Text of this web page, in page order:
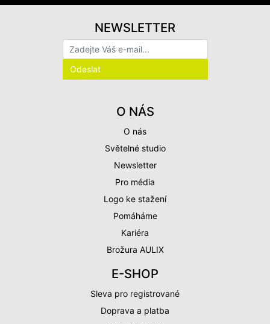
O NÁS
O nás
Světelné studio
Newsletter
Pro média
Logo ke stažení
Pomáháme
Kariéra
Brožura AULIX
E-SHOP
Sleva pro registrované
Doprava a platba
NEWSLETTER